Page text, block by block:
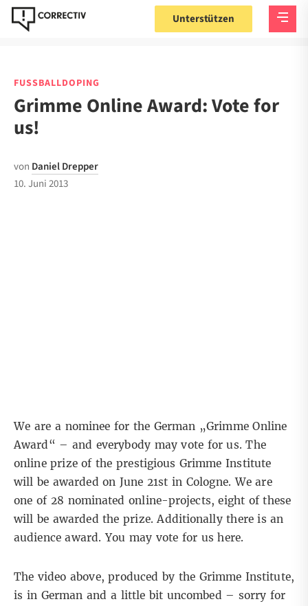
Unterstützen
FUSSBALLDOPING
Grimme Online Award: Vote for
us!
von Daniel Drepper
10. Juni 2013
We are a nominee for the German „Grimme Online
Award“ – and everybody may vote for us. The
online prize of the prestigious Grimme Institute
will be awarded on June 21st in Cologne. We are
one of 28 nominated online-projects, eight of these
will be awarded the prize. Additionally there is an
audience award. You may vote for us here.
The video above, produced by the Grimme Institute,
is in German and a little bit uncombed – sorry for